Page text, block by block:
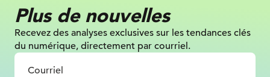
Plus de nouvelles
Recevez des analyses exclusives sur les tendances clés
du numérique, directement par courriel.